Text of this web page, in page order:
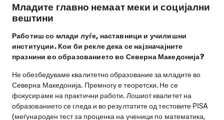
Младите главно немаат меки и социјални
вештини
Работиш со млади луѓе, наставници и училишни
институции. Кои би рекле дека се најзначајните
празнини во образованието во Северна Македонија?
Не обезбедуваме квалитетно образование за младите во
Северна Македонија. Премногу е теоретски. Не се
фокусираме на практични работи. Лошиот квалитет на
образованието се гледа и во резултатите од тестовите PISA
(меѓународен тест за проценка на ученици по математика,